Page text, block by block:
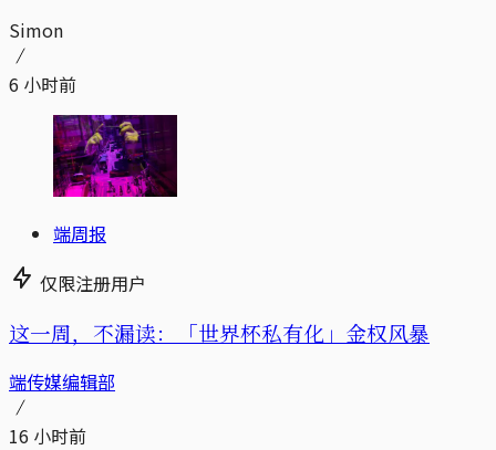
Simon
6 小时前
端周报
仅限注册用户
这一周，不漏读：「世界杯私有化」金权风暴
端传媒编辑部
16 小时前